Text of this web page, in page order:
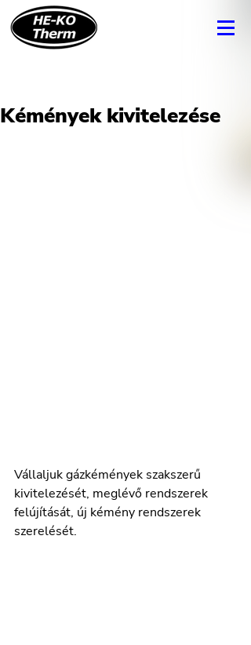
Kémények kivitelezése
Vállaljuk gázkémények szakszerű
kivitelezését, meglévő rendszerek
felújítását, új kémény rendszerek
szerelését.